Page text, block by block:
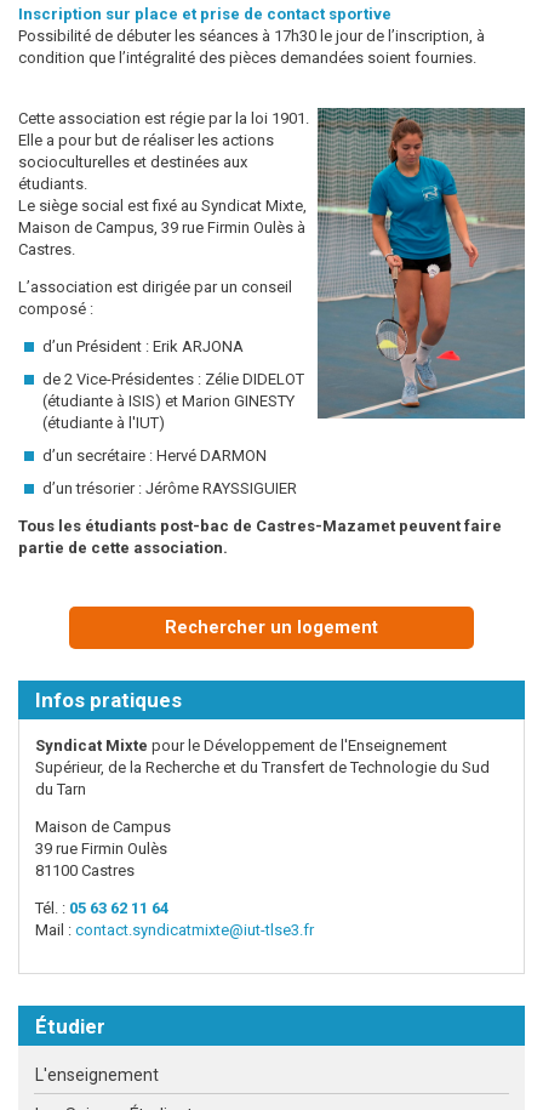
Étudier
L'enseignement
Rechercher un logement
Infos pratiques
Syndicat Mixte pour le Développement de l'Enseignement
Supérieur, de la Recherche et du Transfert de Technologie du Sud
du Tarn
Maison de Campus
39 rue Firmin Oulès
81100 Castres
Tél. : 05 63 62 11 64
Mail : contact.syndicatmixte@iut-tlse3.fr
Inscription sur place et prise de contact sportive
Possibilité de débuter les séances à 17h30 le jour de l’inscription, à
condition que l’intégralité des pièces demandées soient fournies.
Cette association est régie par la loi 1901.
Elle a pour but de réaliser les actions
socioculturelles et destinées aux
étudiants.
Le siège social est fixé au Syndicat Mixte,
Maison de Campus, 39 rue Firmin Oulès à
Castres.
L’association est dirigée par un conseil
composé :
d’un Président : Erik ARJONA
de 2 Vice-Présidentes : Zélie DIDELOT
(étudiante à ISIS) et Marion GINESTY
(étudiante à l'IUT)
d’un secrétaire : Hervé DARMON
d’un trésorier : Jérôme RAYSSIGUIER
Tous les étudiants post-bac de Castres-Mazamet peuvent faire
partie de cette association.